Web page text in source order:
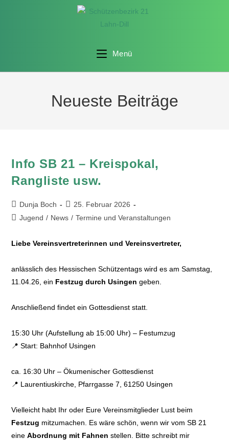
Menü
Neueste Beiträge
Info SB 21 – Kreispokal,
Rangliste usw.
Dunja Boch
25. Februar 2026
Jugend / News / Termine und Veranstaltungen
Liebe Vereinsvertreterinnen und Vereinsvertreter,
anlässlich des Hessischen Schützentags wird es am Samstag,
11.04.26, ein Festzug durch Usingen geben.
Anschließend findet ein Gottesdienst statt.
15:30 Uhr (Aufstellung ab 15:00 Uhr) – Festumzug
📍 Start: Bahnhof Usingen
ca. 16:30 Uhr – Ökumenischer Gottesdienst
📍 Laurentiuskirche, Pfarrgasse 7, 61250 Usingen
Vielleicht habt Ihr oder Eure Vereinsmitglieder Lust beim
Festzug mitzumachen. Es wäre schön, wenn wir vom SB 21
eineAbordnung mit Fahnen stellen. Bitte schreibt mir